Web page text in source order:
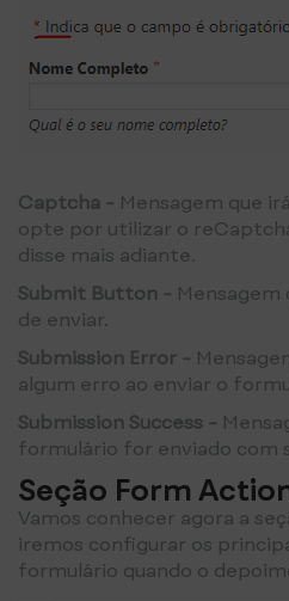
Captcha - Mensagem que
opte por utilizar o
disse mais adiante.
Submit Button -
de enviar.
Submission Error -
algum erro ao enviar o
Submission Success -
formulário for enviado com
Seção Form
Vamos conhecer agora a
iremos configurar os
formulário quando o